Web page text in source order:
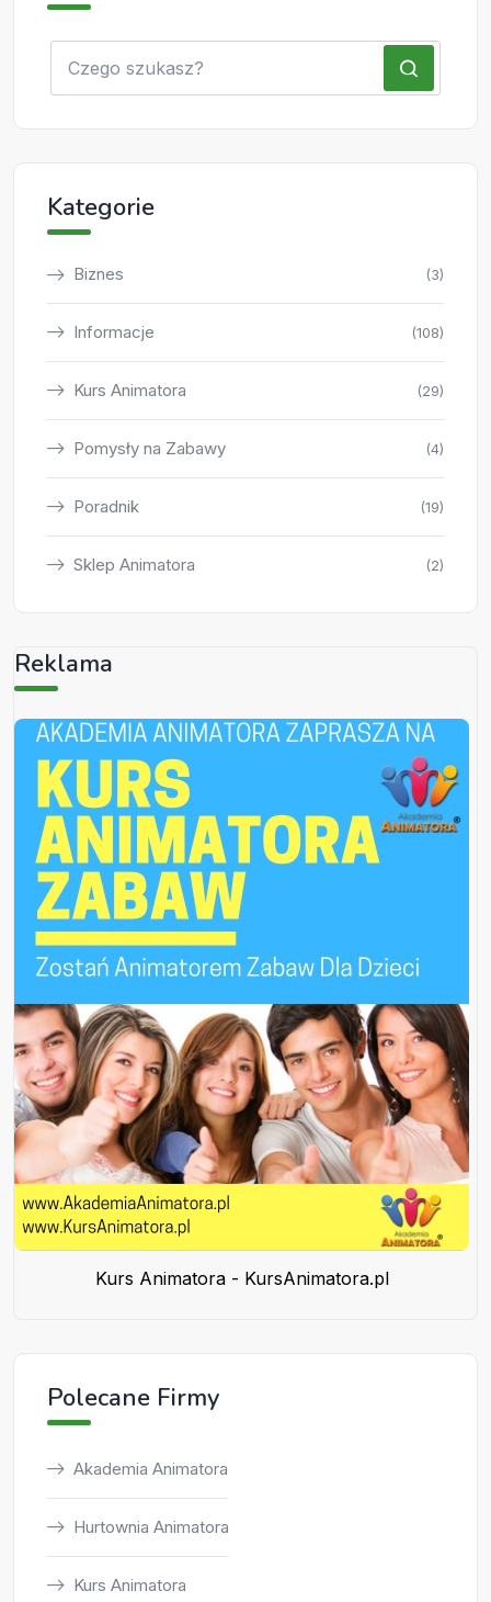
Kategorie
Biznes (3)
Informacje (108)
Kurs Animatora (29)
Pomysły na Zabawy (4)
Poradnik (19)
Sklep Animatora (2)
Reklama
Kurs Animatora - KursAnimatora.pl
Polecane Firmy
Akademia Animatora
Hurtownia Animatora
Kurs Animatora